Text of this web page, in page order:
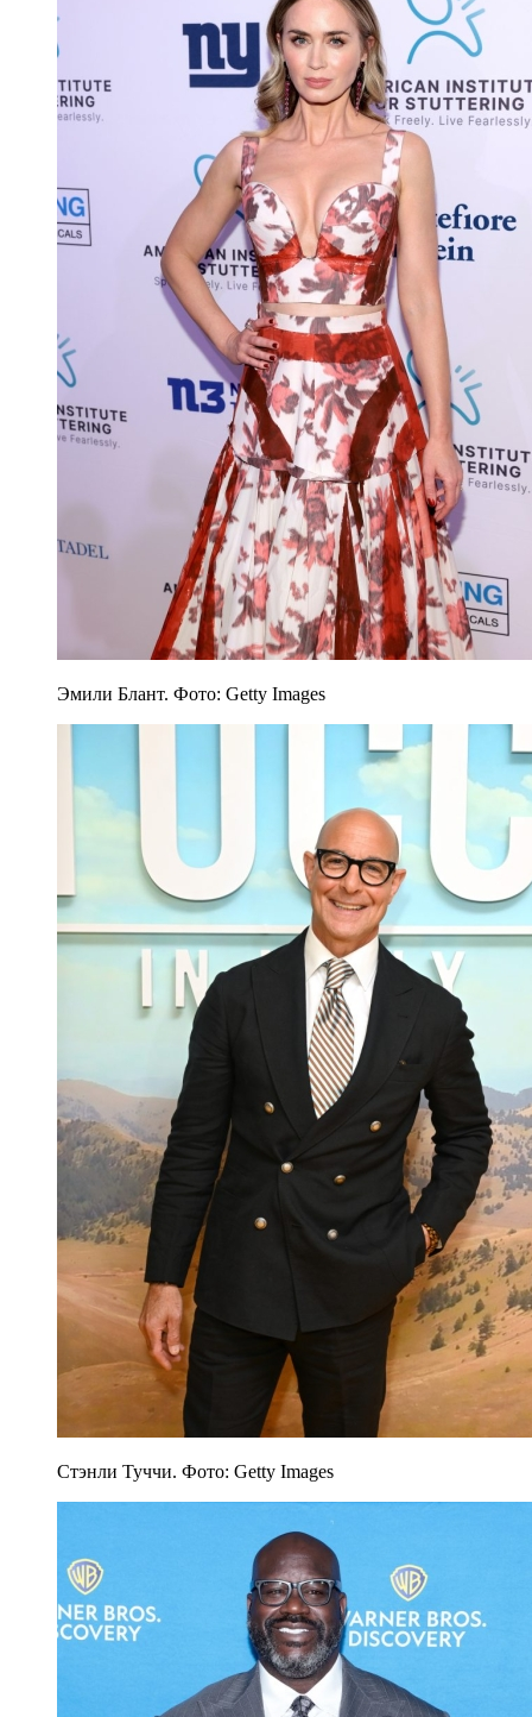
Эмили Блант. Фото: Getty Images
Стэнли Туччи. Фото: Getty Images